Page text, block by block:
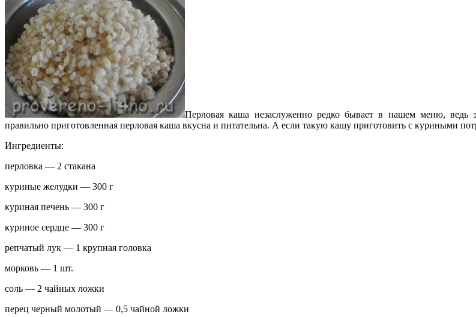
Перловая каша незаслуженно редко бывает в нашем меню, ведь
правильно приготовленная перловая каша вкусна и питательна. А если такую кашу приготовить с куриными
Ингредиенты:
перловка — 2 стакана
куриные желудки — 300 г
куриная печень — 300 г
куриное сердце — 300 г
репчатый лук — 1 крупная головка
морковь — 1 шт.
соль — 2 чайных ложки
перец черный молотый — 0,5 чайной ложки